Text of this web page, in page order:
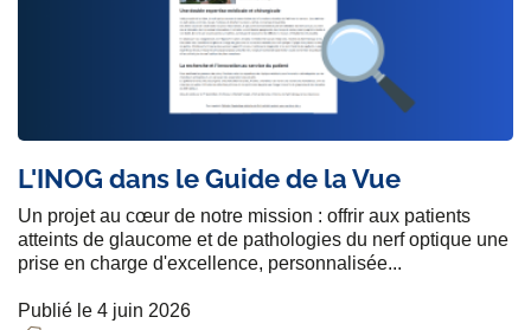
L'INOG dans le Guide de la Vue
Un projet au cœur de notre mission : offrir aux patients
atteints de glaucome et de pathologies du nerf optique une
prise en charge d'excellence, personnalisée...
Publié le 4 juin 2026